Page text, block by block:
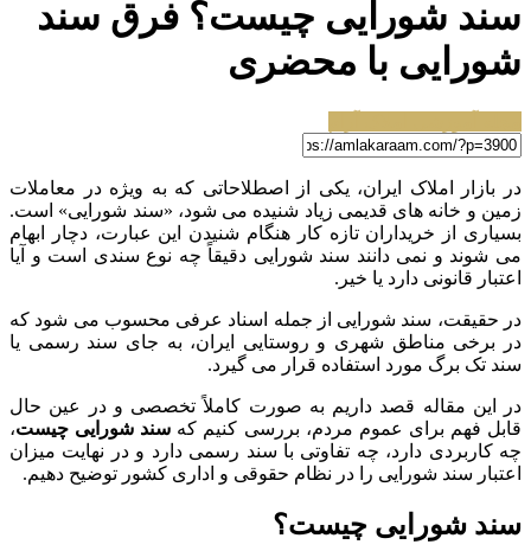
سند شورایی چیست؟ فرق سند
شورایی با محضری
در بازار املاک ایران، یکی از اصطلاحاتی که به ویژه در معاملات
زمین و خانه های قدیمی زیاد شنیده می شود، «سند شورایی» است.
بسیاری از خریداران تازه کار هنگام شنیدن این عبارت، دچار ابهام
می شوند و نمی دانند سند شورایی دقیقاً چه نوع سندی است و آیا
اعتبار قانونی دارد یا خیر.
در حقیقت، سند شورایی از جمله اسناد عرفی محسوب می شود که
در برخی مناطق شهری و روستایی ایران، به جای سند رسمی یا
سند تک برگ مورد استفاده قرار می گیرد.
در این مقاله قصد داریم به صورت کاملاً تخصصی و در عین حال
قابل فهم برای عموم مردم، بررسی کنیم که سند شورایی چیست،
چه کاربردی دارد، چه تفاوتی با سند رسمی دارد و در نهایت میزان
اعتبار سند شورایی را در نظام حقوقی و اداری کشور توضیح دهیم.
سند شورایی چیست؟